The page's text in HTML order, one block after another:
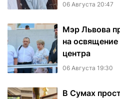
06 Августа 20:47
Мэр Львова
на
центра
06 Августа 19:30
В Сумах